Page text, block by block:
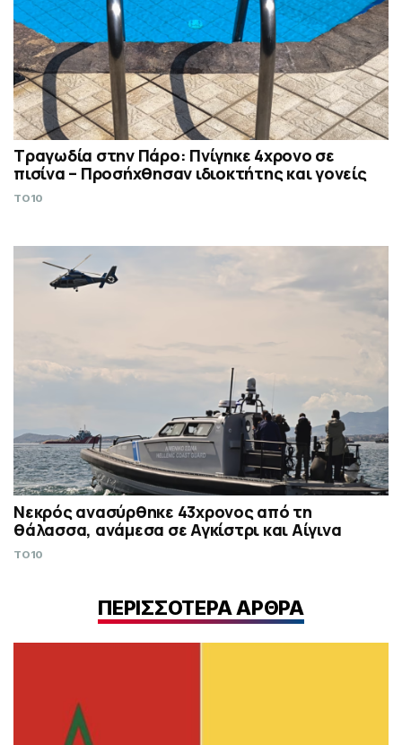
Τραγωδία στην Πάρο: Πνίγηκε 4χρονο σε
πισίνα – Προσήχθησαν ιδιοκτήτης και γονείς
TO10
Νεκρός ανασύρθηκε 43χρονος από τη
θάλασσα, ανάμεσα σε Αγκίστρι και Αίγινα
TO10
ΠΕΡΙΣΣΟΤΕΡΑ ΑΡΘΡΑ